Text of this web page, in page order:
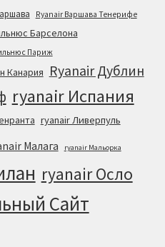
Ryanair Варшава Тенерифе
Барселона
Париж
Канария Ryanair Дублин
ryanair Испания
ryanair Ливерпуль
Малага ryanair Мальорка
ryanair Осло
Cайт